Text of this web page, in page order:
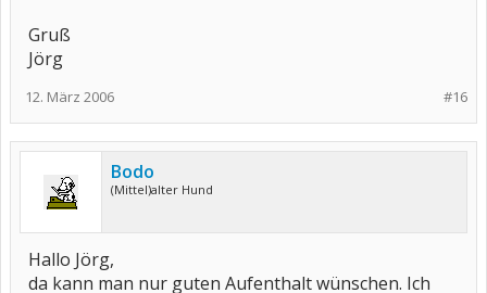
Gruß
Jörg
#16
12. März 2006
Bodo
(Mittel)alter Hund
Hallo Jörg,
da kann man nur guten Aufenthalt wünschen. Ich